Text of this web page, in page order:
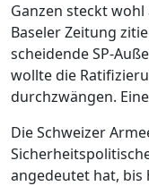
Ganzen steckt
Baseler Zeitung
scheidende SP-
wollte die
durchzwängen.
Die Schweizer
angedeutet hat, bis